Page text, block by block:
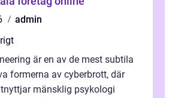
admin
är en av de mest subtila
formerna av cyberbrott, där
mänsklig psykologi